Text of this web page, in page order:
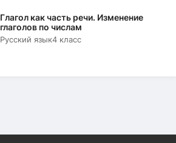
Глагол как часть речи. Изменение
глаголов по числам
Русский язык4 класс